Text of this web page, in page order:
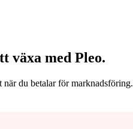
växa med Pleo.
du betalar för marknadsföring.